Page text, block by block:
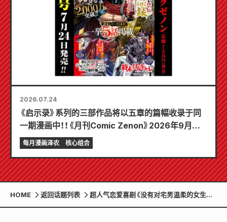
2026.07.24
《启示录》系列的三部作品将以五章的篇幅收录于同
一期漫画中！！《月刊Comic Zenon》2026年9月刊
将于7月24日发售！！
每月漫画泽农 核心组合
HOME 返回话题列表
超人气恋爱喜剧《没有对宅男温柔的女生
吗！？》销量突破100万册，将于2026年动